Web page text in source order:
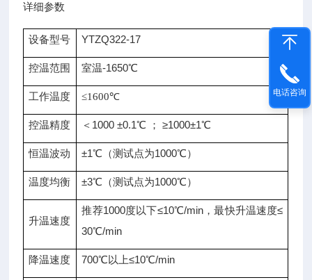
详细参数
设备型号 YTZQ322-17
控温范围 室温-1650℃
工作温度 ≤1600℃
控温精度 ＜1000 ±0.1℃ ； ≥1000±1℃
恒温波动 ±1℃（测试点为1000℃）
温度均衡 ±3℃（测试点为1000℃）
升温速度
推荐1000度以下≤10℃/min，最快升温速度≤
30℃/min
降温速度 700℃以上≤10℃/min
电话咨询